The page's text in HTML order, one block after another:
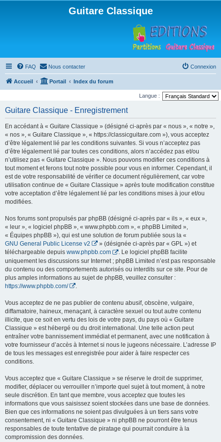
Guitare Classique
FAQ Nous contacter Connexion
Accueil Portail Index du forum
Langue :
Guitare Classique - Enregistrement
En accédant à « Guitare Classique » (désigné ci-après par « nous », « notre »,
« nos », « Guitare Classique », « https://classicguitare.com »), vous acceptez
d’être légalement lié par les conditions suivantes. Si vous n’acceptez pas
d’être légalement lié par toutes ces conditions, alors n’accédez pas et/ou
n’utilisez pas « Guitare Classique ». Nous pouvons modifier ces conditions à
tout moment et ferons tout notre possible pour vous en informer. Cependant, il
est de votre responsabilité de vérifier ce document régulièrement, car votre
utilisation continue de « Guitare Classique » après toute modification constitue
votre acceptation d’être légalement lié par les conditions mises à jour et/ou
modifiées.
Nos forums sont propulsés par phpBB (désigné ci-après par « ils », « eux »,
« leur », « logiciel phpBB », « www.phpbb.com », « phpBB Limited »,
« Équipes phpBB »), qui est une solution de forum publiée sous la «
GNU General Public License v2
» (désignée ci-après par « GPL ») et
téléchargeable depuis www.phpbb.com
. Le logiciel phpBB facilite
uniquement les discussions sur Internet ; phpBB Limited n’est pas responsable
du contenu ou des comportements autorisés ou interdits sur ce site. Pour de
plus amples informations au sujet de phpBB, veuillez consulter :
https://www.phpbb.com/
Vous acceptez de ne pas publier de contenu abusif, obscène, vulgaire,
diffamatoire, haineux, menaçant, à caractère sexuel ou tout autre contenu
illicite, que ce soit en vertu des lois de votre pays, du pays où « Guitare
Classique » est hébergé ou du droit international. Une telle action peut
entraîner votre bannissement immédiat et permanent, avec une notification à
votre fournisseur d’accès à Internet si nous le jugeons nécessaire. L’adresse IP
de tous les messages est enregistrée pour aider à faire respecter ces
conditions.
Vous acceptez que « Guitare Classique » se réserve le droit de supprimer,
modifier, déplacer ou verrouiller n’importe quel sujet à tout moment, à notre
seule discrétion. En tant que membre, vous acceptez que toutes les
informations que vous saisissez soient stockées dans une base de données.
Bien que ces informations ne soient pas divulguées à un tiers sans votre
consentement, ni « Guitare Classique » ni phpBB ne pourront être tenus
responsables de toute tentative de piratage qui pourrait conduire à la
compromission des données.